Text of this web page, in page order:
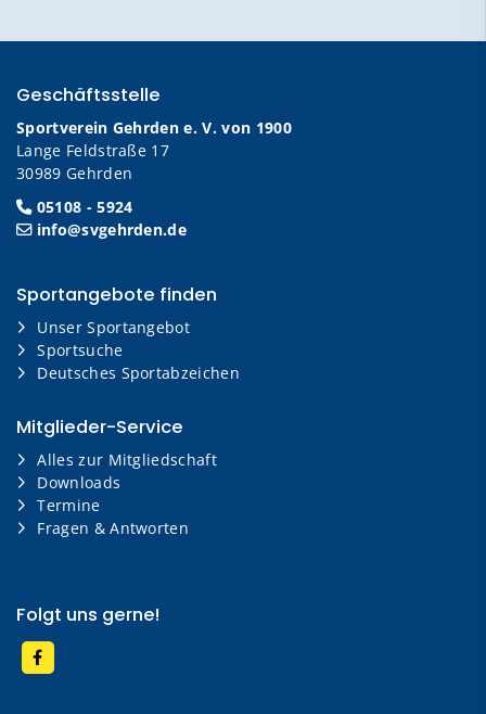
Geschäftsstelle
Sportverein Gehrden e. V. von 1900
Lange Feldstraße 17
30989 Gehrden
05108 - 5924
info@svgehrden.de
Sportangebote finden
Unser Sportangebot
Sportsuche
Deutsches Sportabzeichen
Mitglieder-Service
Alles zur Mitgliedschaft
Downloads
Termine
Fragen & Antworten
Folgt uns gerne!